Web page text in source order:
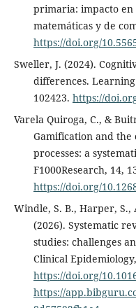
primaria: impacto en
matemáticas y de
https://doi.org/
Sweller, J. (2024).
differences.
102423. https://
Varela Quiroga, C., &
Gamification and
processes: a
F1000Research, 14,
https://doi.org/
Windle, S. B., Harper, S.,
(2026). Systematic
studies: challenges
Clinical
https://doi.org/
https://